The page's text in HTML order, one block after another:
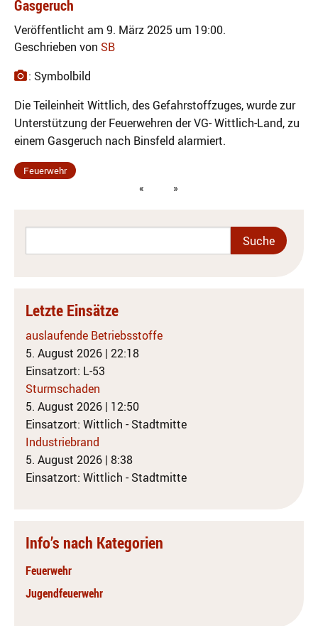
Gasgeruch
Veröffentlicht am 9. März 2025 um 19:00.
Geschrieben von SB
: Symbolbild
Die Teileinheit Wittlich, des Gefahrstoffzuges, wurde zur
Unterstützung der Feuerwehren der VG- Wittlich-Land, zu
einem Gasgeruch nach Binsfeld alarmiert.
Feuerwehr
Letzte Einsätze
auslaufende Betriebsstoffe
5. August 2026 | 22:18
Einsatzort: L-53
Sturmschaden
5. August 2026 | 12:50
Einsatzort: Wittlich - Stadtmitte
Industriebrand
5. August 2026 | 8:38
Einsatzort: Wittlich - Stadtmitte
Info’s nach Kategorien
Feuerwehr
Jugendfeuerwehr